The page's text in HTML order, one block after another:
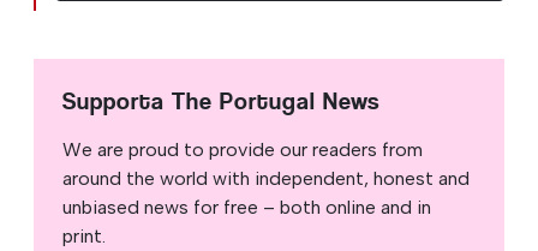
Supporta The Portugal News
We are proud to provide our readers from
around the world with independent, honest and
unbiased news for free – both online and in
print.